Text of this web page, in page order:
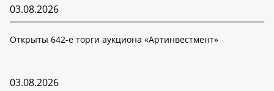
03.08.2026
Открыты 642-е торги аукциона «Артинвестмент»
03.08.2026